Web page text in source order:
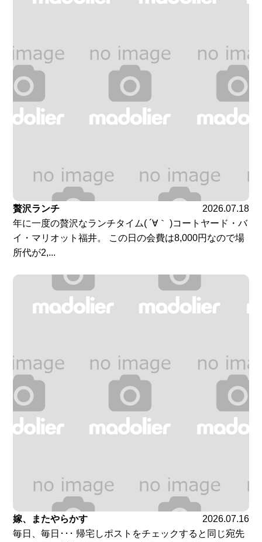
贅沢ランチ
2026.07.18
年に一度の贅沢なランチタイム( ´∀｀ )コートヤード・バ
イ・マリオット福井。 この日の会費は8,000円なので場
所代が2,...
嫁、またやらかす
2026.07.16
毎日、毎日･･･ 帰宅しポストをチェックすると同じ宛先